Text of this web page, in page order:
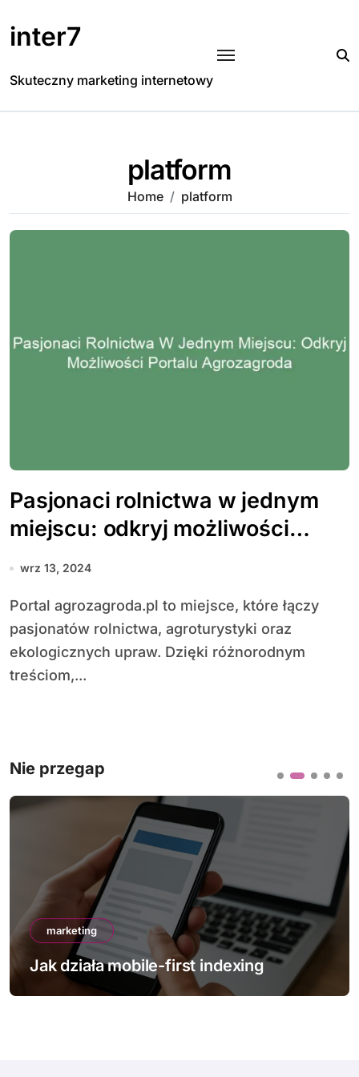
to
content
inter7
Skuteczny marketing internetowy
platform
Home platform
Pasjonaci rolnictwa w jednym
miejscu: odkryj możliwości
portalu agrozagroda
wrz 13, 2024
Portal agrozagroda.pl to miejsce, które łączy
pasjonatów rolnictwa, agroturystyki oraz
ekologicznych upraw. Dzięki różnorodnym
treściom,...
Nie przegap
marketing
Jak działa mobile-first indexing